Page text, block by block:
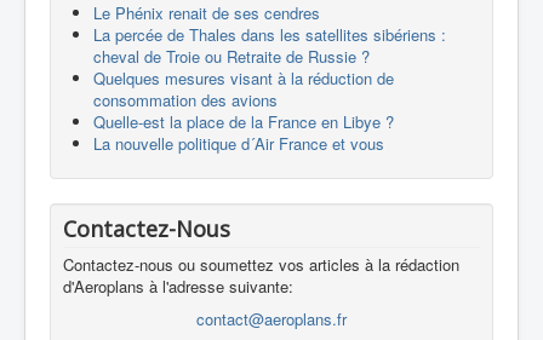
Le Phénix renait de ses cendres
La percée de Thales dans les satellites sibériens :
cheval de Troie ou Retraite de Russie ?
Quelques mesures visant à la réduction de
consommation des avions
Quelle-est la place de la France en Libye ?
La nouvelle politique d´Air France et vous
Contactez-Nous
Contactez-nous ou soumettez vos articles à la rédaction
d'Aeroplans à l'adresse suivante:
contact@aeroplans.fr